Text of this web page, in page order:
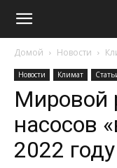
Домой Новости
Новости Климат
Мировой
насосов
2022 году